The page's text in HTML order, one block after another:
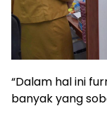
“Dalam hal ini
banyak yang